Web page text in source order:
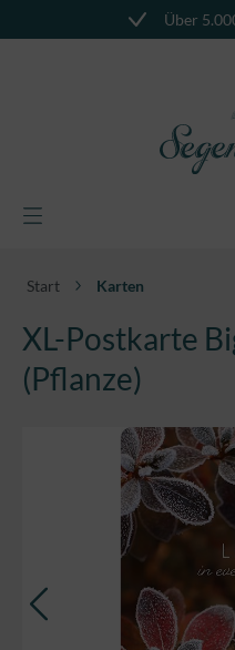
Über
Start Karten
XL-Postkarte
(Pflanze)
Bildergalerie überspringen